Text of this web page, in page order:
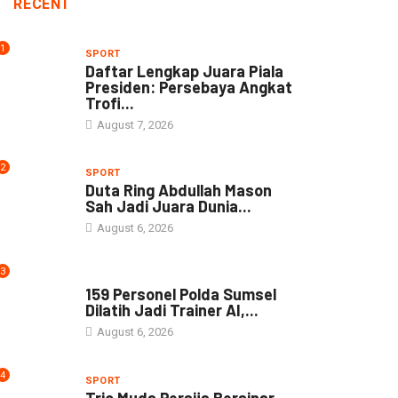
RECENT
1 SPORT
Daftar Lengkap Juara Piala
Presiden: Persebaya Angkat
Trofi...
August 7, 2026
2 SPORT
Duta Ring Abdullah Mason
Sah Jadi Juara Dunia...
August 6, 2026
3
159 Personel Polda Sumsel
Dilatih Jadi Trainer AI,...
August 6, 2026
4 SPORT